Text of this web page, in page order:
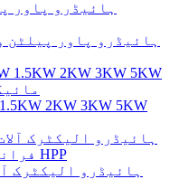
ہائیڈرو الیکٹرک